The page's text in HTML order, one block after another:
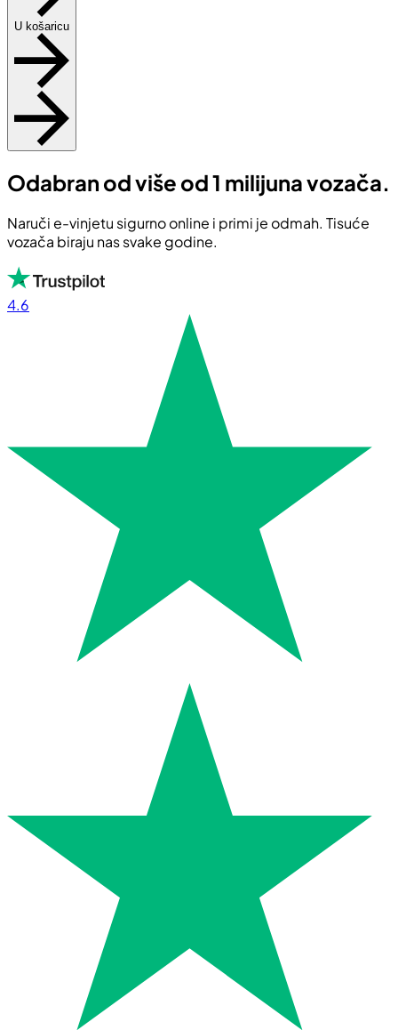
U košaricu
Odabran od više od 1 milijuna vozača.
Naruči e-vinjetu sigurno online i primi je odmah. Tisuće
vozača biraju nas svake godine.
4.6